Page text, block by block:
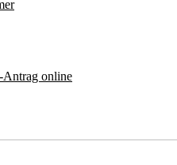
Antrag online